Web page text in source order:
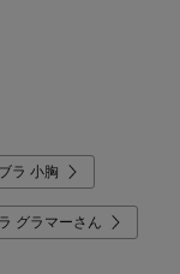
ラ 小胸
グラマーさん